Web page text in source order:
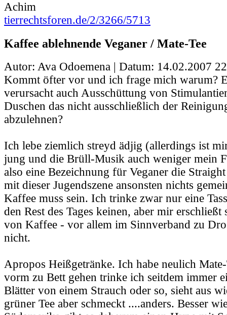
Achim
tierrechtsforen.de/2/3266/5713
Kaffee ablehnende Veganer / Mate-Tee
Autor: Ava Odoemena | Datum: 14.02.2007
Kommt öfter vor und ich frage mich warum?
verursacht auch Ausschüttung von
Duschen das nicht ausschließlich der
abzulehnen?
Ich lebe ziemlich streyd ädjig (allerdings ist
jung und die Brüll-Musik auch weniger mein
also eine Bezeichnung für Veganer die
mit dieser Jugendszene ansonsten nichts
Kaffee muss sein. Ich trinke zwar nur eine
den Rest des Tages keinen, aber mir
von Kaffee - vor allem im Sinnverband zu
nicht.
Apropos Heißgetränke. Ich habe neulich
vorm zu Bett gehen trinke ich seitdem immer
Blätter von einem Strauch oder so, sieht aus
grüner Tee aber schmeckt ....anders. Besser